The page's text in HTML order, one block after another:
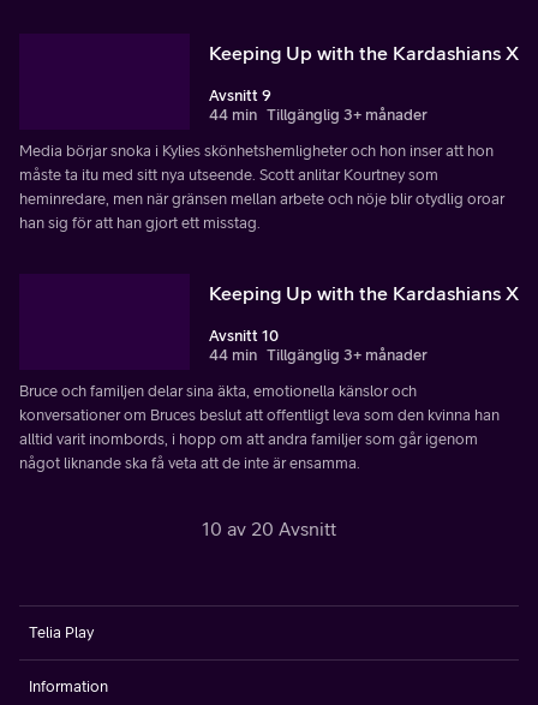
Keeping Up with the Kardashians X
Avsnitt 9
44 min Tillgänglig 3+ månader
Media börjar snoka i Kylies skönhetshemligheter och hon inser att hon
måste ta itu med sitt nya utseende. Scott anlitar Kourtney som
heminredare, men när gränsen mellan arbete och nöje blir otydlig oroar
han sig för att han gjort ett misstag.
Keeping Up with the Kardashians X
Avsnitt 10
44 min Tillgänglig 3+ månader
Bruce och familjen delar sina äkta, emotionella känslor och
konversationer om Bruces beslut att offentligt leva som den kvinna han
alltid varit inombords, i hopp om att andra familjer som går igenom
något liknande ska få veta att de inte är ensamma.
10 av 20 Avsnitt
Telia Play
Information